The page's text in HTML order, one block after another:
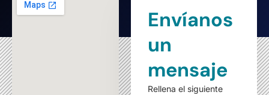
Envíanos
un
mensaje
Rellena el siguiente